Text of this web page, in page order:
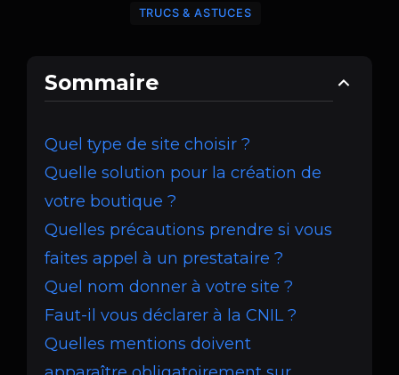
TRUCS & ASTUCES
Sommaire
Quel type de site choisir ?
Quelle solution pour la création de
votre boutique ?
Quelles précautions prendre si vous
faites appel à un prestataire ?
Quel nom donner à votre site ?
Faut-il vous déclarer à la CNIL ?
Quelles mentions doivent